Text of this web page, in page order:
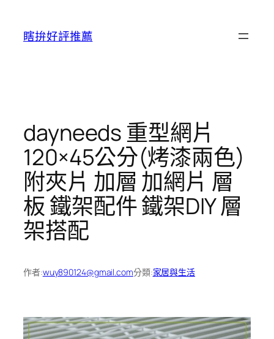
瞎拚好評推薦
dayneeds 重型網片
120×45公分(烤漆兩色)
附夾片 加層 加網片 層
板 鐵架配件 鐵架DIY 層
架搭配
作者:wuy890124@gmail.com分類:家居與生活